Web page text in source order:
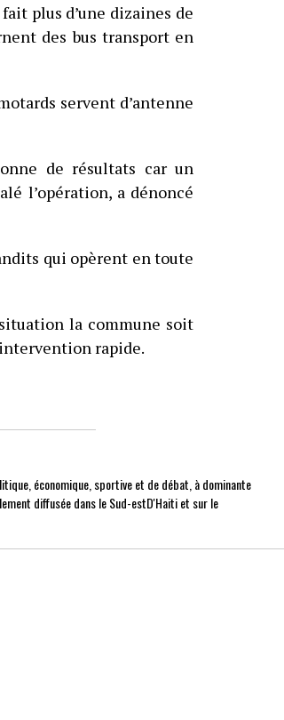
plus d’une dizaines de
des bus transport en
servent d’antenne
de résultats car un
l’opération, a dénoncé
qui opèrent en toute
la commune soit
rapide.
économique, sportive et de débat, à dominante
diffusée dans le Sud-estD'Haiti et sur le